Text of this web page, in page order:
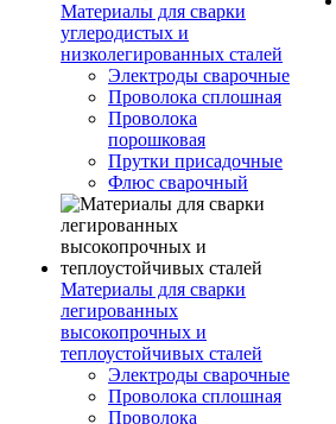
Материалы для сварки
углеродистых и
низколегированных сталей
Электроды сварочные
Проволока сплошная
Проволока
порошковая
Прутки присадочные
Флюс сварочный
Материалы для сварки
легированных
высокопрочных и
теплоустойчивых сталей
Электроды сварочные
Проволока сплошная
Проволока